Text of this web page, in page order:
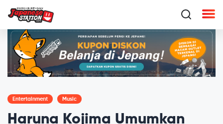
Entertainment Music
Haruna Kojima Umumkan